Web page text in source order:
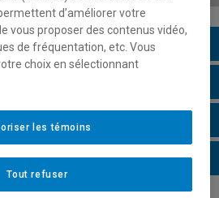
d’améliorer votre
vous proposer des contenus vidéo,
de fréquentation, etc. Vous
choix en sélectionnant
Tout refuser
les témoins